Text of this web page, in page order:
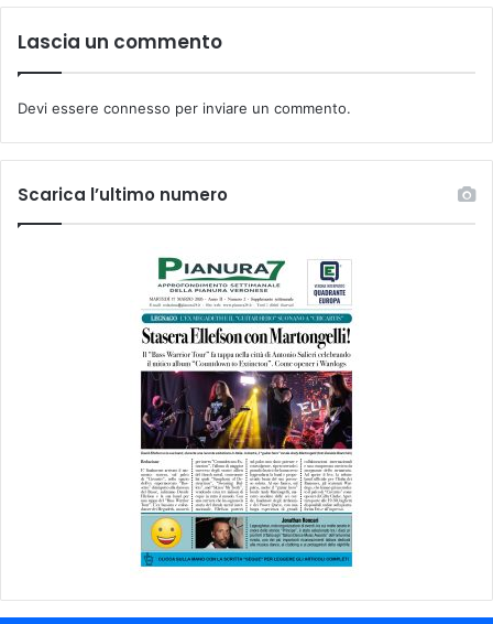
Lascia un commento
Devi essere connesso per inviare un commento.
Scarica l’ultimo numero